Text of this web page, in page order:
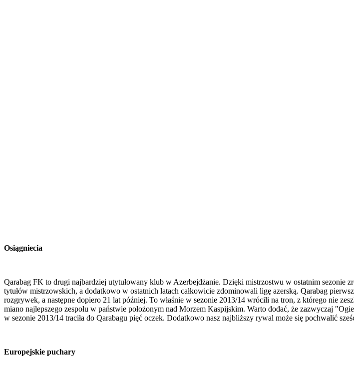
Osiągniecia
Qarabag FK to drugi najbardziej utytułowany klub w Azerbejdżanie. Dzięki mistrzostwu w ostatnim
tytułów mistrzowskich, a dodatkowo w ostatnich latach całkowicie zdominowali ligę azerską. Qarabag
rozgrywek, a następne dopiero 21 lat później. To właśnie w sezonie 2013/14 wrócili na tron, z którego nie
miano najlepszego zespołu w państwie położonym nad Morzem Kaspijskim. Warto dodać, że zazwyczaj
w sezonie 2013/14 traciła do Qarabagu pięć oczek. Dodatkowo nasz najbliższy rywal może się pochwalić
Europejskie puchary